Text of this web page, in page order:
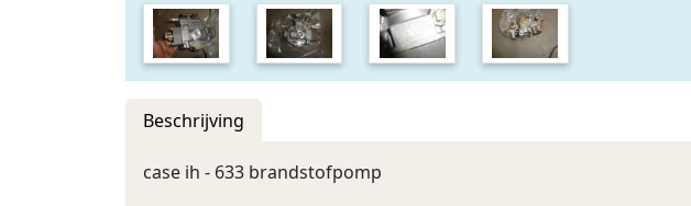
Beschrijving
case ih - 633 brandstofpomp